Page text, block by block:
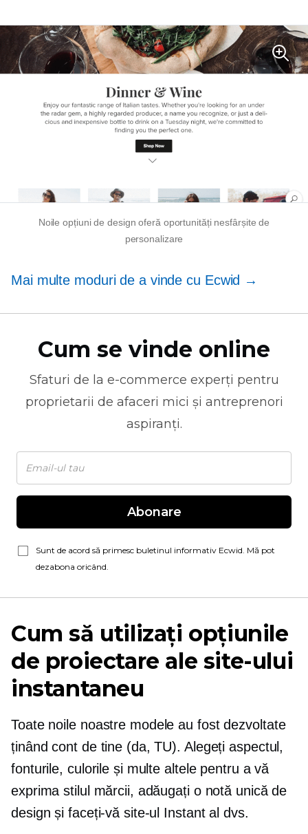
Noile opțiuni de design oferă oportunități nesfârșite de
personalizare
Mai multe moduri de a vinde cu Ecwid →
Cum se vinde online
Sfaturi de la e-commerce experți pentru
proprietarii de afaceri mici și antreprenori
aspiranți.
Abonare
Sunt de acord să primesc buletinul informativ Ecwid. Mă pot
dezabona oricând.
Cum să utilizați opțiunile
de proiectare ale site-ului
instantaneu
Toate noile noastre modele au fost dezvoltate
ținând cont de tine (da, TU). Alegeți aspectul,
fonturile, culorile și multe altele pentru a vă
exprima stilul mărcii, adăugați o notă unică de
design și faceți-vă site-ul Instant al dvs.